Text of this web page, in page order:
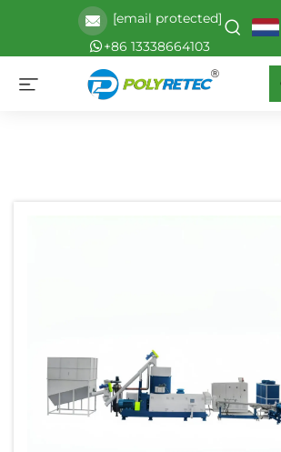
[email protected]
+86 13338664103